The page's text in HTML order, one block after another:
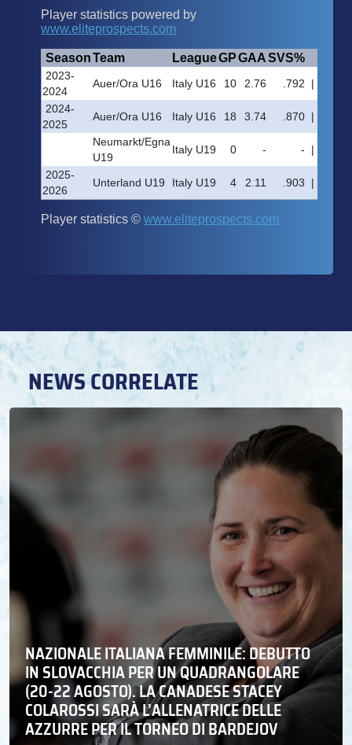
NEWS CORRELATE
NAZIONALE ITALIANA FEMMINILE: DEBUTTO
IN SLOVACCHIA PER UN QUADRANGOLARE
(20-22 AGOSTO). LA CANADESE STACEY
COLAROSSI SARÀ L’ALLENATRICE DELLE
AZZURRE PER IL TORNEO DI BARDEJOV